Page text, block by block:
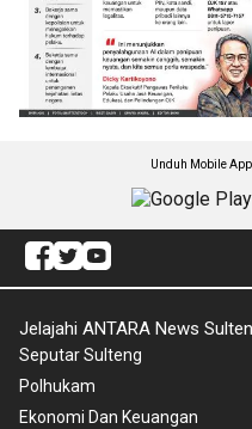
Unduh Mobile
Jelajahi ANTARA News
Seputar Sulteng
Polhukam
Ekonomi Dan Keuangan